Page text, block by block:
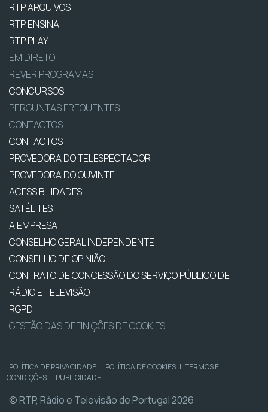
RTP ARQUIVOS
RTP ENSINA
RTP PLAY
EM DIRETO
REVER PROGRAMAS
CONCURSOS
PERGUNTAS FREQUENTES
CONTACTOS
CONTACTOS
PROVEDORA DO TELESPECTADOR
PROVEDORA DO OUVINTE
ACESSIBILIDADES
SATÉLITES
A EMPRESA
CONSELHO GERAL INDEPENDENTE
CONSELHO DE OPINIÃO
CONTRATO DE CONCESSÃO DO SERVIÇO PÚBLICO DE
RÁDIO E TELEVISÃO
RGPD
GESTÃO DAS DEFINIÇÕES DE COOKIES
POLÍTICA DE PRIVACIDADE | POLÍTICA DE COOKIES | TERMOS E
CONDIÇÕES | PUBLICIDADE
© RTP, Rádio e Televisão de Portugal 2026